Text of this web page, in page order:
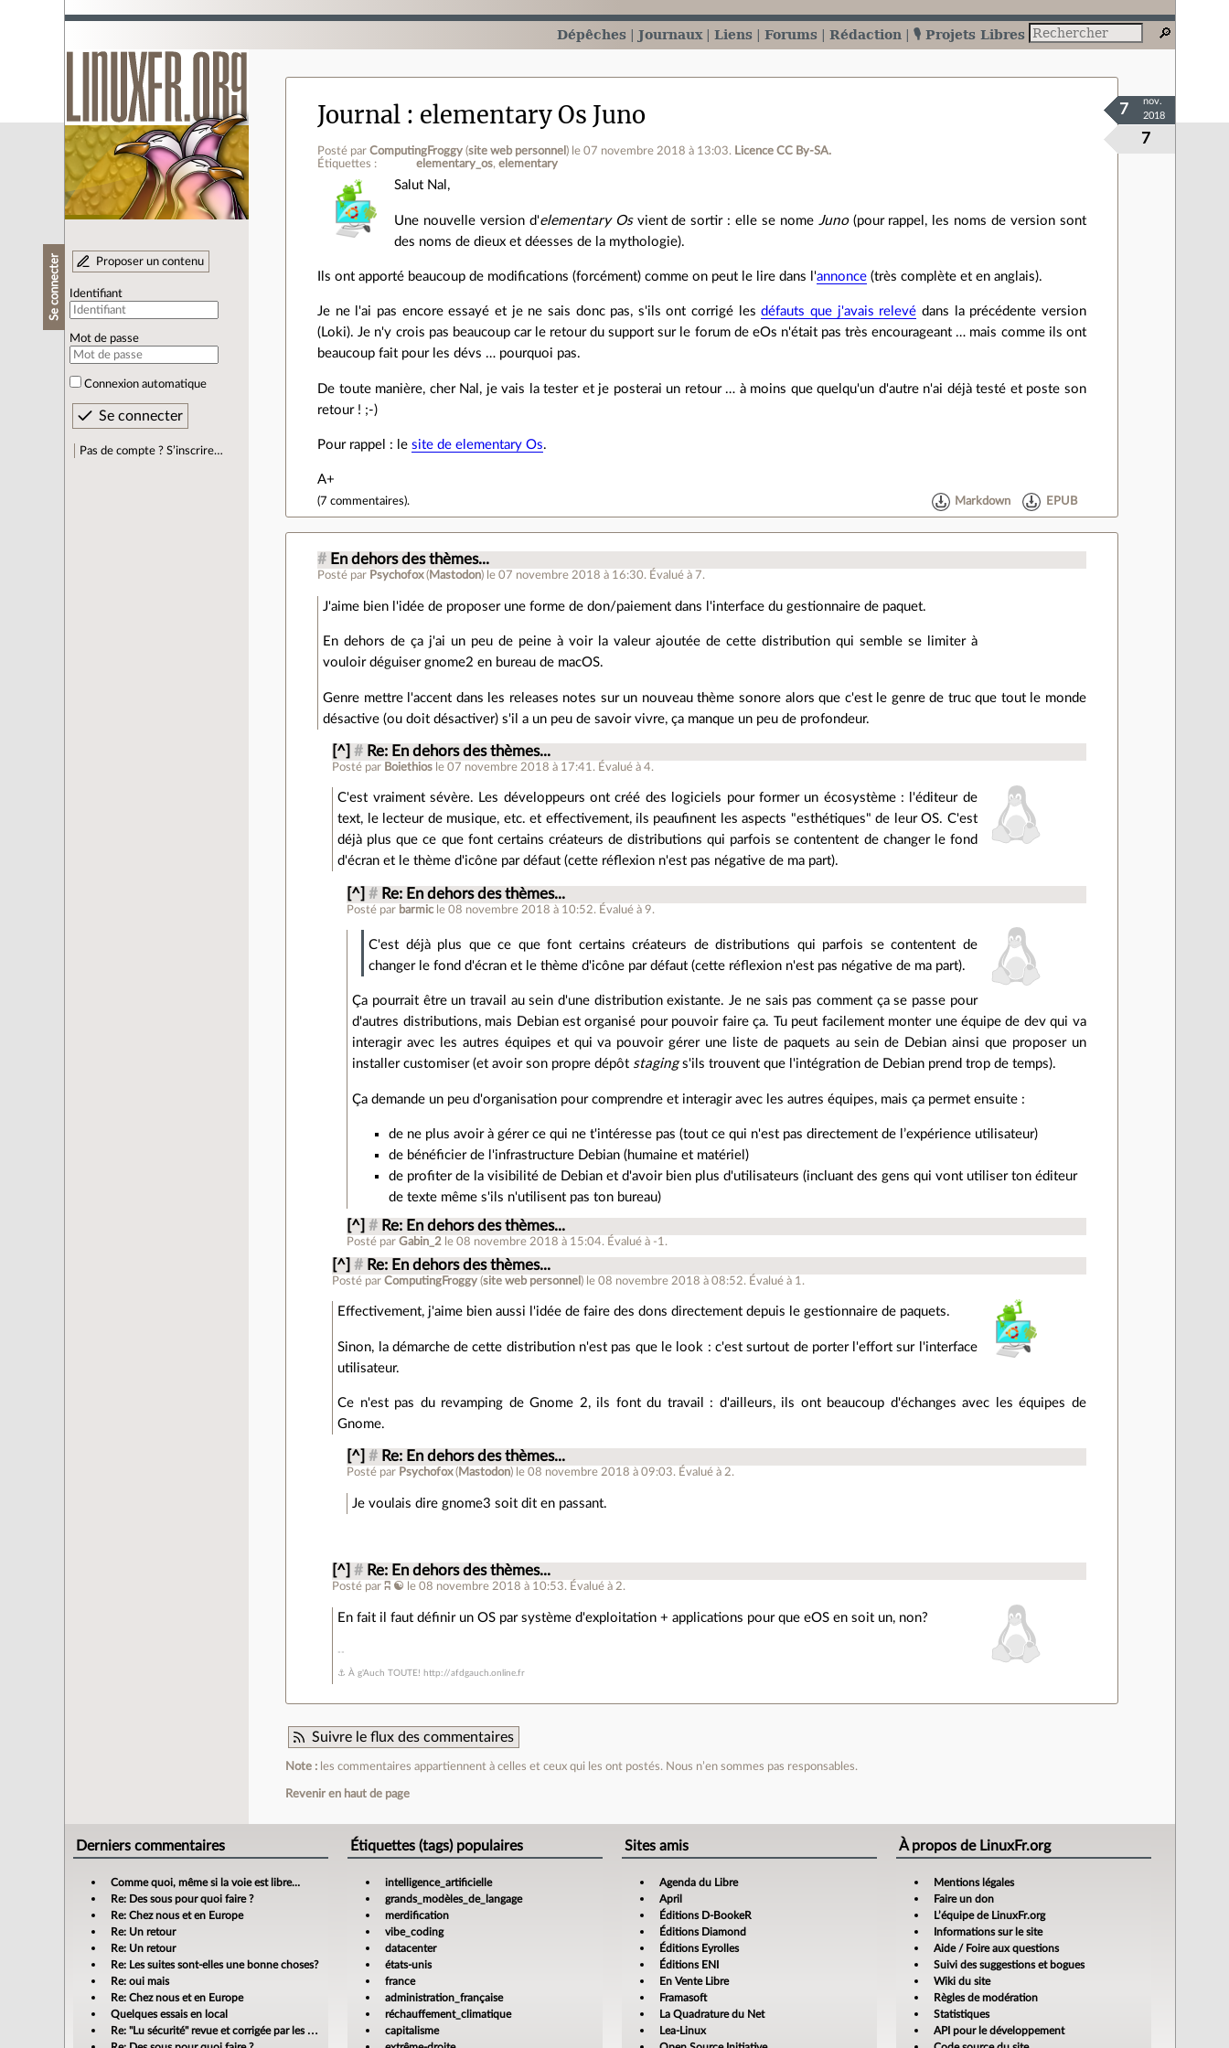
Dépêches Journaux Liens Forums Rédaction 🎙️ Projets Libres
Se connecter Proposer un contenu
Identifiant
Mot de passe
Connexion automatique
Pas de compte ? S’inscrire…
Journal elementary Os Juno
Posté parComputingFroggy (site web personnel ) le 07 novembre 2018 à 13:03. Licence CC By‑SA.
Étiquettes :
elementary_os elementary
7
7
nov.
2018
Salut Nal,
Une nouvelle version d'elementary Osvient de sortir : elle se nome Juno(pour rappel, les noms de version sont
des noms de dieux et déesses de la mythologie).
Ils ont apporté beaucoup de modifications (forcément) comme on peut le lire dans l'annonce (très complète et en anglais).
Je ne l'ai pas encore essayé et je ne sais donc pas, s'ils ont corrigé lesdéfauts que j'avais relevé dans la précédente version
(Loki). Je n'y crois pas beaucoup car le retour du support sur le forum de eOs n'était pas très encourageant … mais comme ils ont
beaucoup fait pour les dévs … pourquoi pas.
De toute manière, cher Nal, je vais la tester et je posterai un retour … à moins que quelqu'un d'autre n'ai déjà testé et poste son
retour ! ;-)
Pour rappel : lesite de elementary Os.
A+
(7 commentaires). Markdown EPUB
# En dehors des thèmes...
Posté par Psychofox( Mastodon) le 07 novembre 2018 à 16:30. Évalué à 7.
J'aime bien l'idée de proposer une forme de don/paiement dans l'interface du gestionnaire de paquet.
En dehors de ça j'ai un peu de peine à voir la valeur ajoutée de cette distribution qui semble se limiter à
vouloir déguiser gnome2 en bureau de macOS.
Genre mettre l'accent dans les releases notes sur un nouveau thème sonore alors que c'est le genre de truc que tout le monde
désactive (ou doit désactiver) s'il a un peu de savoir vivre, ça manque un peu de profondeur.
[^] # Re: En dehors des thèmes...
Posté par Boiethios le 07 novembre 2018 à 17:41 . Évalué à4.
C'est vraiment sévère. Les développeurs ont créé des logiciels pour former un écosystème : l'éditeur de
text, le lecteur de musique, etc. et effectivement, ils peaufinent les aspects "esthétiques" de leur OS. C'est
déjà plus que ce que font certains créateurs de distributions qui parfois se contentent de changer le fond
d'écran et le thème d'icône par défaut (cette réflexion n'est pas négative de ma part).
[^] # Re: En dehors des thèmes...
Posté par barmic le 08 novembre 2018 à 10:52. Évalué à9.
C'est déjà plus que ce que font certains créateurs de distributions qui parfois se contentent de
changer le fond d'écran et le thème d'icône par défaut (cette réflexion n'est pas négative de ma part).
Ça pourrait être un travail au sein d'une distribution existante. Je ne sais pas comment ça se passe pour
d'autres distributions, mais Debian est organisé pour pouvoir faire ça. Tu peut facilement monter une équipe de dev qui va
interagir avec les autres équipes et qui va pouvoir gérer une liste de paquets au sein de Debian ainsi que proposer un
installer customiser (et avoir son propre dépôt stagings'ils trouvent que l'intégration de Debian prend trop de temps).
Ça demande un peu d'organisation pour comprendre et interagir avec les autres équipes, mais ça permet ensuite :
de ne plus avoir à gérer ce qui ne t'intéresse pas (tout ce qui n'est pas directement de l’expérience utilisateur)
de bénéficier de l'infrastructure Debian (humaine et matériel)
de profiter de la visibilité de Debian et d'avoir bien plus d'utilisateurs (incluant des gens qui vont utiliser ton éditeur
de texte même s'ils n'utilisent pas ton bureau)
[^] # Re: En dehors des thèmes...
Posté parGabin_2 le 08 novembre 2018 à 15:04. Évalué à -1 .
[^] # Re: En dehors des thèmes...
Posté parComputingFroggy (site web personnel ) le 08 novembre 2018 à 08:52. Évalué à 1 .
Effectivement, j'aime bien aussi l'idée de faire des dons directement depuis le gestionnaire de paquets.
Sinon, la démarche de cette distribution n'est pas que le look : c'est surtout de porter l'effort sur l'interface
utilisateur.
Ce n'est pas du revamping de Gnome 2, ils font du travail : d'ailleurs, ils ont beaucoup d'échanges avec les équipes de
Gnome.
[^] # Re: En dehors des thèmes...
Posté par Psychofox( Mastodon) le 08 novembre 2018 à 09:03. Évalué à2.
Je voulais dire gnome3 soit dit en passant.
[^] # Re: En dehors des thèmes...
Posté parʭ ☯ le 08 novembre 2018 à 10:53. Évalué à2.
En fait il faut définir un OS par système d'exploitation + applications pour que eOS en soit un, non?
⚓ À g'Auch TOUTE! http://afdgauch.online.fr
Suivre le flux des commentaires
Note : les commentaires appartiennent à celles et ceux qui les ont postés. Nous n’en sommes pas responsables.
Revenir en haut de page
Derniers commentaires
Comme quoi, même si la voie est libre…
Re: Des sous pour quoi faire ?
Re: Chez nous et en Europe
Re: Un retour
Re: Un retour
Re: Les suites sont-elles une bonne choses?
Re: oui mais
Re: Chez nous et en Europe
Quelques essais en local
Re: "Lu sécurité" revue et corrigée par les banques
Étiquettes (tags) populaires
intelligence_artificielle
grands_modèles_de_langage
merdification
vibe_coding
datacenter
états-unis
france
administration_française
réchauffement_climatique
capitalisme
Sites amis
Agenda du Libre
April
Éditions D-BookeR
Éditions Diamond
Éditions Eyrolles
Éditions ENI
En Vente Libre
Framasoft
La Quadrature du Net
Lea-Linux
À propos de LinuxFr.org
Mentions légales
Faire un don
L’équipe de LinuxFr.org
Informations sur le site
Aide / Foire aux questions
Suivi des suggestions et bogues
Wiki du site
Règles de modération
Statistiques
API pour le développement